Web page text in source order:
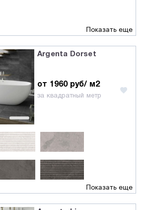
Показать еще
Argenta Dorset
от 1960 руб/ м2
за квадратный метр
Показать еще